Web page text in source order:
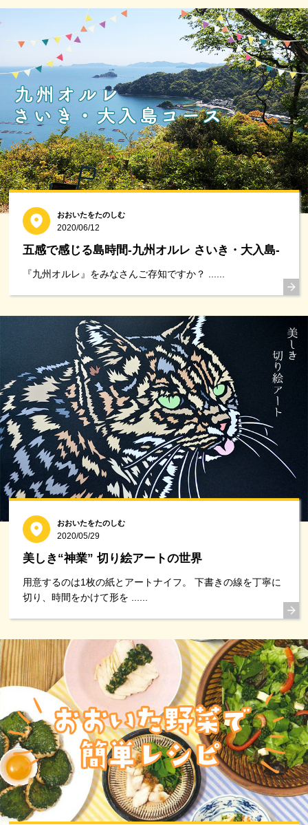
おおいたをたのしむ
2020/06/12
五感で感じる島時間-九州オルレ さいき・大入島-
『九州オルレ』をみなさんご存知ですか？ ......
おおいたをたのしむ
2020/05/29
美しき“神業” 切り絵アートの世界
用意するのは1枚の紙とアートナイフ。 下書きの線を丁寧に
切り、時間をかけて形を ......